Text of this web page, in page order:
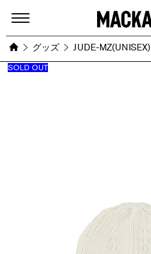
グッズ JUDE-MZ(UNISEX)
SOLD OUT